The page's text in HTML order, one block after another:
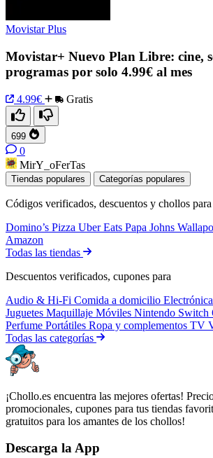
Movistar Plus
Movistar+ Nuevo Plan Libre: cine,
programas por solo 4.99€ al mes
4.99€ Gratis
699
0
MirY_oFerTas
Tiendas populares Categorías populares
Códigos verificados, descuentos y chollos
Domino’s Pizza Uber Eats Papa Johns
Amazon
Todas las tiendas
Descuentos verificados, cupones para
Audio & Hi-Fi Comida a domicilio Electrónica
Juguetes Maquillaje Móviles Nintendo Switch
Perfume Portátiles Ropa y complementos TV
Todas las categorías
¡Chollo.es encuentra las mejores ofertas!
promocionales, cupones para tus tiendas
gratuitos para los amantes de los chollos!
Descarga la App